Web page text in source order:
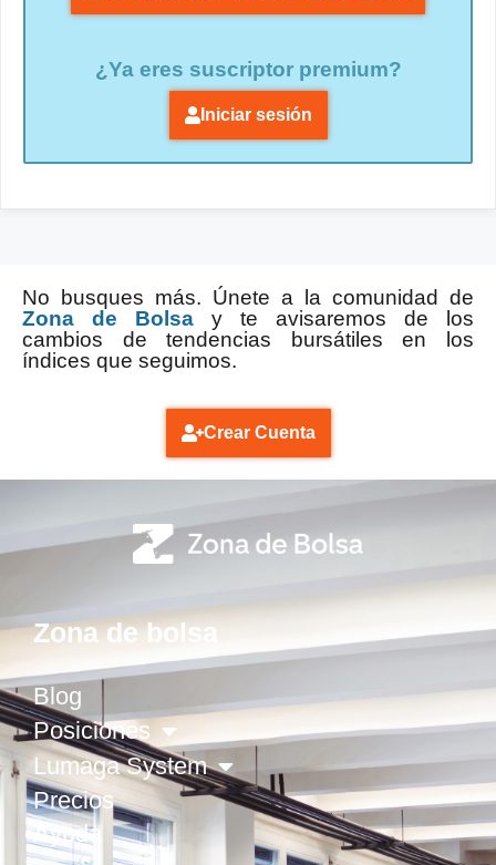
¿Ya eres suscriptor premium?
Iniciar sesión
No busques más. Únete a la comunidad de
Zona de Bolsa y te avisaremos de los
cambios de tendencias bursátiles en los
índices que seguimos.
Crear Cuenta
Zona de bolsa
Blog
Posiciones
Lumaga System
Precios
Ayuda